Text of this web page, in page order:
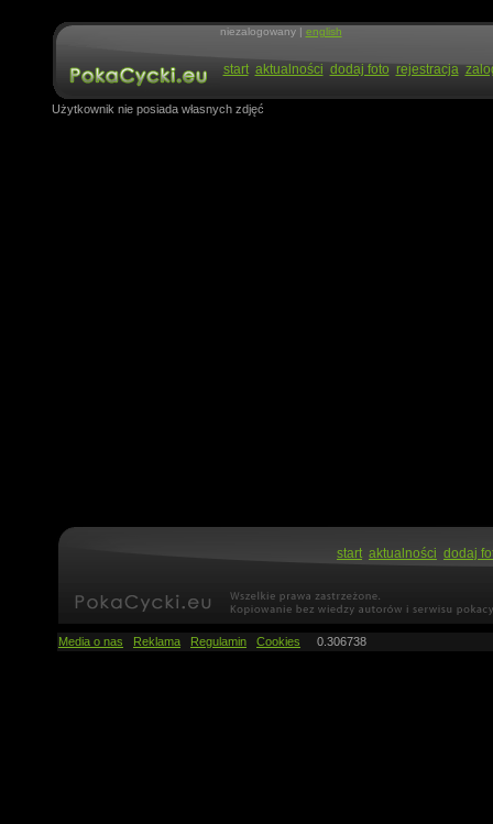
niezalogowany | english
start aktualności dodaj foto rejestracja
Użytkownik nie posiada własnych zdjęć
start aktualności dodaj
Media o nas Reklama Regulamin Cookies 0.306738